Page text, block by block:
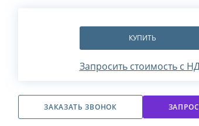
КУПИТЬ
Запросить стоимость с
ЗАКАЗАТЬ ЗВОНОК